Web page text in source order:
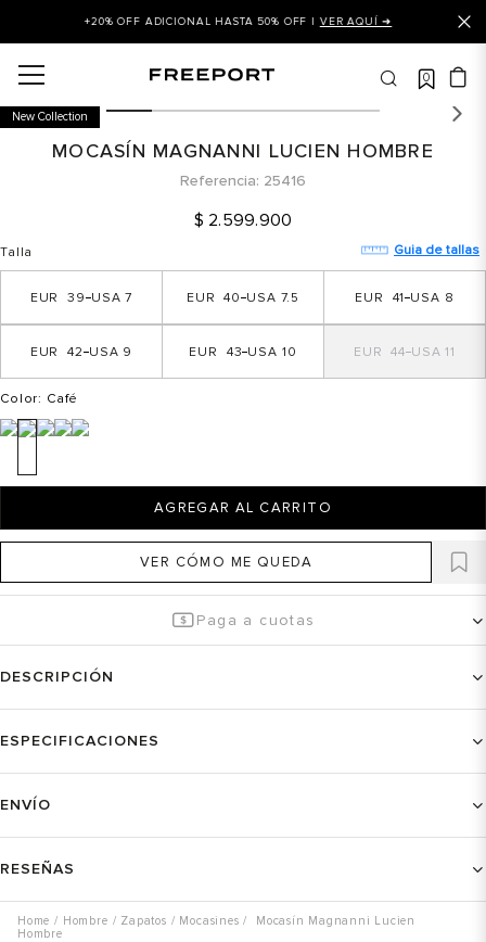
+20% OFF ADICIONAL HASTA 50% OFF | VER AQUÍ ➜
0
New Collection
MOCASÍN MAGNANNI LUCIEN HOMBRE
Referencia 25416
$ 2.599.900
Talla Guia de tallas
7
39 7.5
40 8
41
9
42 10
43 11
44
Color: Café
AGREGAR AL CARRITO
VER CÓMO ME QUEDA
Paga a cuotas
DESCRIPCIÓN
ESPECIFICACIONES
ENVÍO
RESEÑAS
Hombre Zapatos Mocasines
Mocasín Magnanni Lucien
Hombre
balance
klein
tommy hilfiger
balance 574
mujer